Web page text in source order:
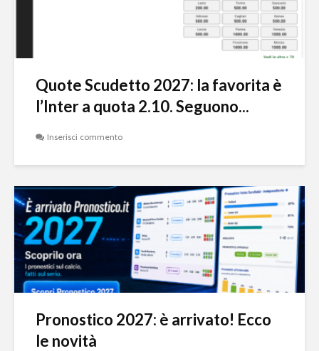
Quote Scudetto 2027: la favorita è
l’Inter a quota 2.10. Seguono...
Inserisci commento
Pronostico 2027: è arrivato! Ecco
le novità